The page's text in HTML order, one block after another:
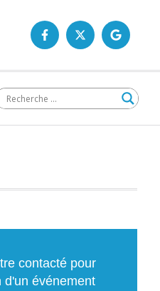
contacté pour
d'un événement